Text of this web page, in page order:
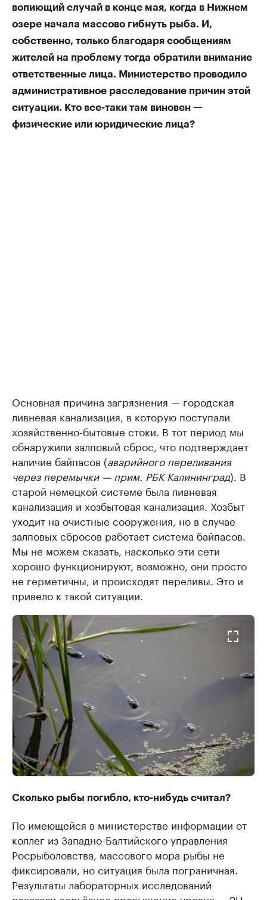
вопиющий случай в конце мая, когда в Нижнем
озере начала массово гибнуть рыба. И,
собственно, только благодаря сообщениям
жителей на проблему тогда обратили внимание
ответственные лица. Министерство проводило
административное расследование причин этой
ситуации. Кто все-таки там виновен —
физические или юридические лица?
Основная причина загрязнения — городская
ливневая канализация, в которую поступали
хозяйственно-бытовые стоки. В тот период мы
обнаружили залповый сброс, что подтверждает
наличие байпасов (аварийного переливания
через перемычки — прим. РБК Калининград). В
старой немецкой системе была ливневая
канализация и хозбытовая канализация. Хозбыт
уходит на очистные сооружения, но в случае
залповых сбросов работает система байпасов.
Мы не можем сказать, насколько эти сети
хорошо функционируют, возможно, они просто
не герметичны, и происходят переливы. Это и
привело к такой ситуации.
Сколько рыбы погибло, кто-нибудь считал?
По имеющейся в министерстве информации от
коллег из Западно-Балтийского управления
Росрыболовства, массового мора рыбы не
фиксировали, но ситуация была пограничная.
Результаты лабораторных исследований